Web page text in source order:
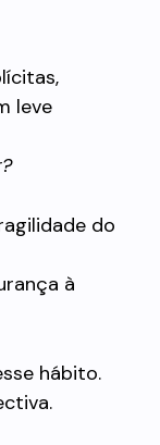
leve
do
à
hábito.